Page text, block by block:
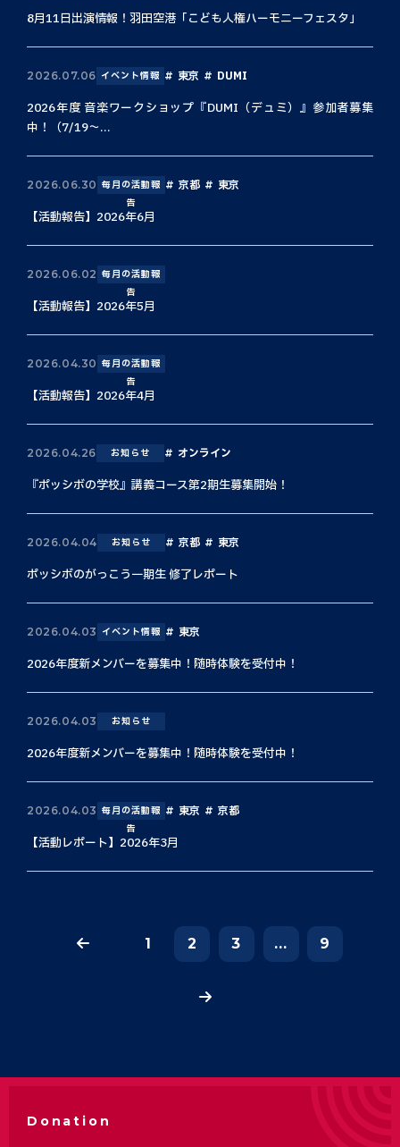
8月11日出演情報！羽田空港「こども人権ハーモニーフェスタ」
2026.07.06 イベント情報 東京 DUMI
2026年度 音楽ワークショップ『DUMI（デュミ）』参加者募集
中！（7/19〜...
2026.06.30 毎月の活動報
告
京都 東京
【活動報告】2026年6月
2026.06.02 毎月の活動報
告
【活動報告】2026年5月
2026.04.30 毎月の活動報
告
【活動報告】2026年4月
2026.04.26 お知らせ オンライン
『ポッシボの学校』講義コース第2期生募集開始！
2026.04.04 お知らせ 京都 東京
ポッシボのがっこう一期生 修了レポート
2026.04.03 イベント情報 東京
2026年度新メンバーを募集中！随時体験を受付中！
2026.04.03 お知らせ
2026年度新メンバーを募集中！随時体験を受付中！
2026.04.03 毎月の活動報
告
東京 京都
【活動レポート】2026年3月
1 2 3 ... 9
Donation